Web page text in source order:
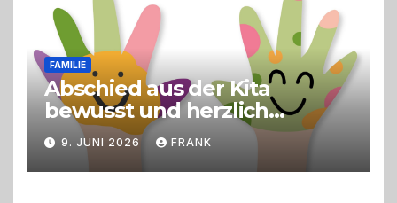
FAMILIE
Abschied aus der Kita
bewusst und herzlich
gestalten
9. JUNI 2026 FRANK